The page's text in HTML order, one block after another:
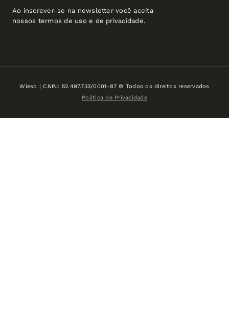
Ao inscrever-se na newsletter você aceita
nossos termos de uso e de privacidade.
Wieso | CNPJ: 52.497.733/0001-87 © Todos os direitos reservados
Política de Privacidade